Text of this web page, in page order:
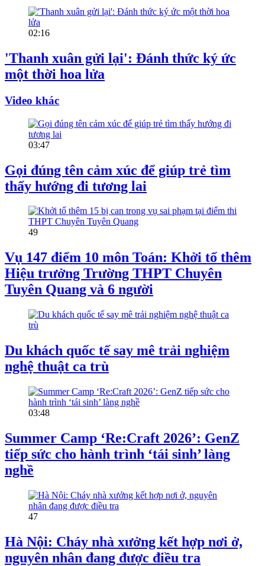
02:16
'Thanh xuân gửi lại': Đánh thức ký ức
một thời hoa lửa
Video khác
03:47
Gọi đúng tên cảm xúc để giúp trẻ tìm
thấy hướng đi tương lai
49
Vụ 147 điểm 10 môn Toán: Khởi tố thêm
Hiệu trưởng Trường THPT Chuyên
Tuyên Quang và 6 người
Du khách quốc tế say mê trải nghiệm
nghệ thuật ca trù
03:48
Summer Camp ‘Re:Craft 2026’: GenZ
tiếp sức cho hành trình ‘tái sinh’ làng
nghề
47
Hà Nội: Cháy nhà xưởng kết hợp nơi ở,
nguyên nhân đang được điều tra